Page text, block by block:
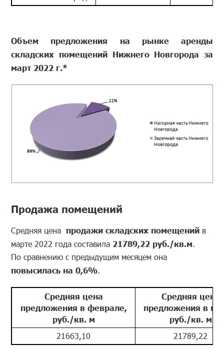
Объем предложения на рынке аренды
складских помещений Нижнего Новгорода за
март 2022 г.*
Продажа помещений
Средняя цена продажи складских помещений в
марте 2022 года составила 21789,22 руб./кв.м.
По сравнению с предыдущим месяцем она
повысилась на 0,6%.
Средняя цена
предложения в феврале,
руб./кв. м
Средняя цена
предложения в
руб./кв. м
21663,10 21789,22